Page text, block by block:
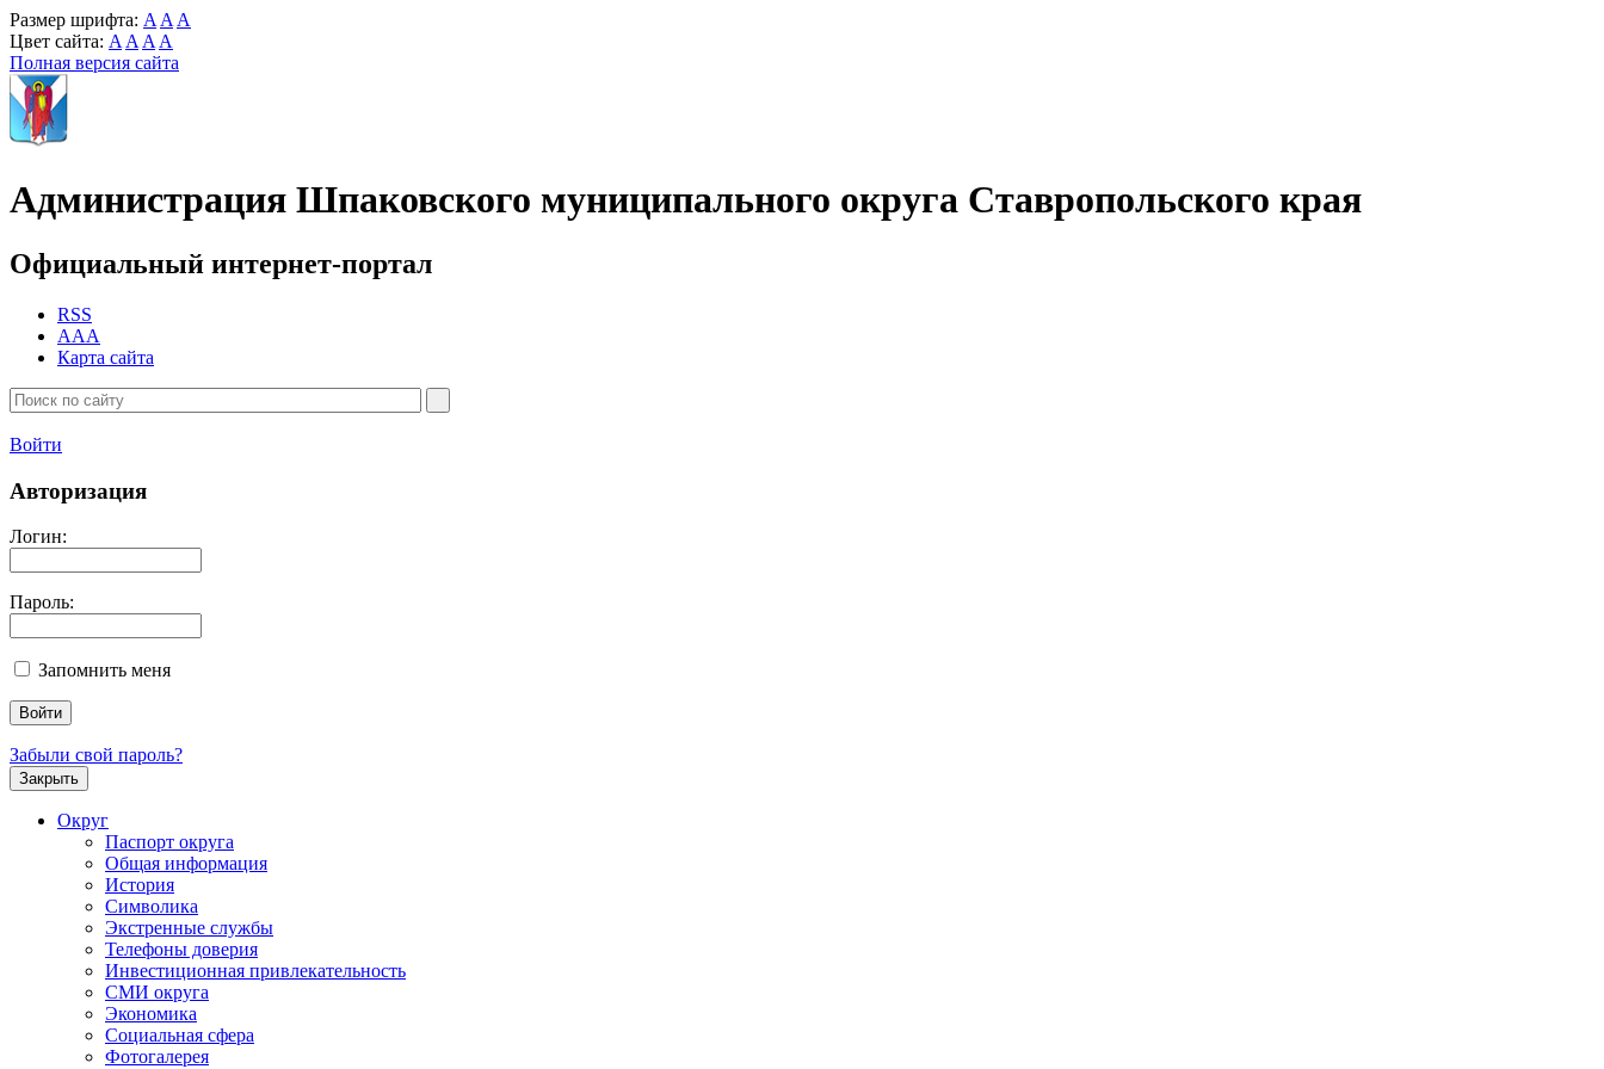
Размер шрифта: A A A
Цвет сайта: A A A A
Полная версия сайта
Администрация Шпаковского муниципального округа Ставропольского края
Официальный интернет-портал
RSS
AAA
Карта сайта
Войти
Авторизация
Логин:
Пароль:
Запомнить меня
Забыли свой пароль?
Закрыть
Округ
Паспорт округа
Общая информация
История
Символика
Экстренные службы
Телефоны доверия
Инвестиционная привлекательность
СМИ округа
Экономика
Социальная сфера
Фотогалерея